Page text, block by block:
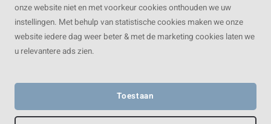
onze website niet en met voorkeur cookies onthouden we uw
instellingen. Met behulp van statistische cookies maken we onze
website iedere dag weer beter & met de marketing cookies laten we
u relevantere ads zien.
Toestaan